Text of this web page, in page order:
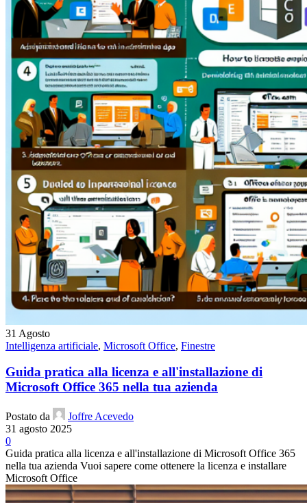
31 Agosto
Intelligenza artificiale, Microsoft Office, Finestre
Guida pratica alla licenza e all'installazione di
Microsoft Office 365 nella tua azienda
Postato da
Joffre Acevedo
31 agosto 2025
0
Guida pratica alla licenza e all'installazione di Microsoft Office 365
nella tua azienda Vuoi sapere come ottenere la licenza e installare
Microsoft Office